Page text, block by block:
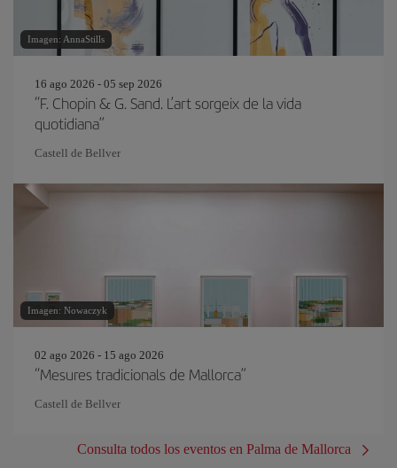
Imagen: AnnaStills
16 ago 2026 - 05 sep 2026
“F. Chopin & G. Sand. L’art sorgeix de la vida
quotidiana”
Castell de Bellver
Imagen: Nowaczyk
02 ago 2026 - 15 ago 2026
“Mesures tradicionals de Mallorca”
Castell de Bellver
Consulta todos los eventos en Palma de Mallorca